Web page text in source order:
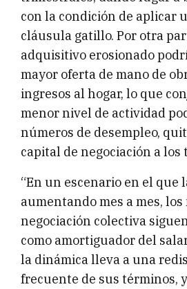
con la condición de aplicar
cláusula gatillo. Por otra
adquisitivo erosionado
mayor oferta de mano de
ingresos al hogar, lo que
menor nivel de actividad
números de desempleo,
capital de negociación a los
“En un escenario en el que
aumentando mes a mes, los
negociación colectiva
como amortiguador del
la dinámica lleva a una
frecuente de sus términos,